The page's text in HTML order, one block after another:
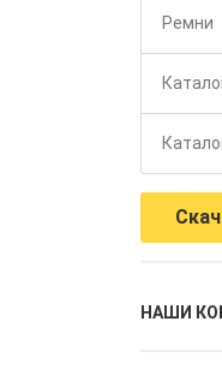
Ремни
НАШИ